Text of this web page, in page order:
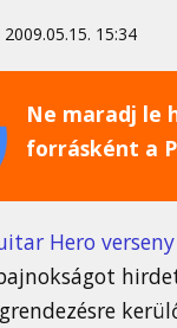
2009.05.15. 15:34
Ne maradj le
forrásként a
Hero verseny